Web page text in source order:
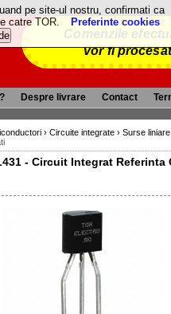
Comenzile
vor fi
Despre livrare Contact
› Circuite integrate › Surse liniare
pe site-ul nostru, confirmati ca
catre TOR.
Preferinte cookies